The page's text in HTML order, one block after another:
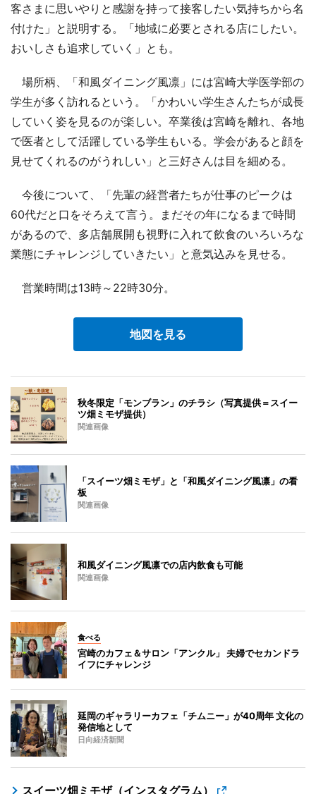
客さまに思いやりと感謝を持って接客したい気持ちから名
付けた」と説明する。「地域に必要とされる店にしたい。
おいしさも追求していく」とも。
場所柄、「和風ダイニング風凛」には宮崎大学医学部の
学生が多く訪れるという。「かわいい学生さんたちが成長
していく姿を見るのが楽しい。卒業後は宮崎を離れ、各地
で医者として活躍している学生もいる。学会があると顔を
見せてくれるのがうれしい」と三好さんは目を細める。
今後について、「先輩の経営者たちが仕事のピークは
60代だと口をそろえて言う。まだその年になるまで時間
があるので、多店舗展開も視野に入れて飲食のいろいろな
業態にチャレンジしていきたい」と意気込みを見せる。
営業時間は13時～22時30分。
地図を見る
秋冬限定「モンブラン」のチラシ（写真提供＝スイー
ツ畑ミモザ提供）
関連画像
「スイーツ畑ミモザ」と「和風ダイニング風凛」の看
板
関連画像
和風ダイニング風凛での店内飲食も可能
関連画像
食べる
宮崎のカフェ＆サロン「アンクル」 夫婦でセカンドラ
イフにチャレンジ
延岡のギャラリーカフェ「チムニー」が40周年 文化の
発信地として
日向経済新聞
スイーツ畑ミモザ（インスタグラム）